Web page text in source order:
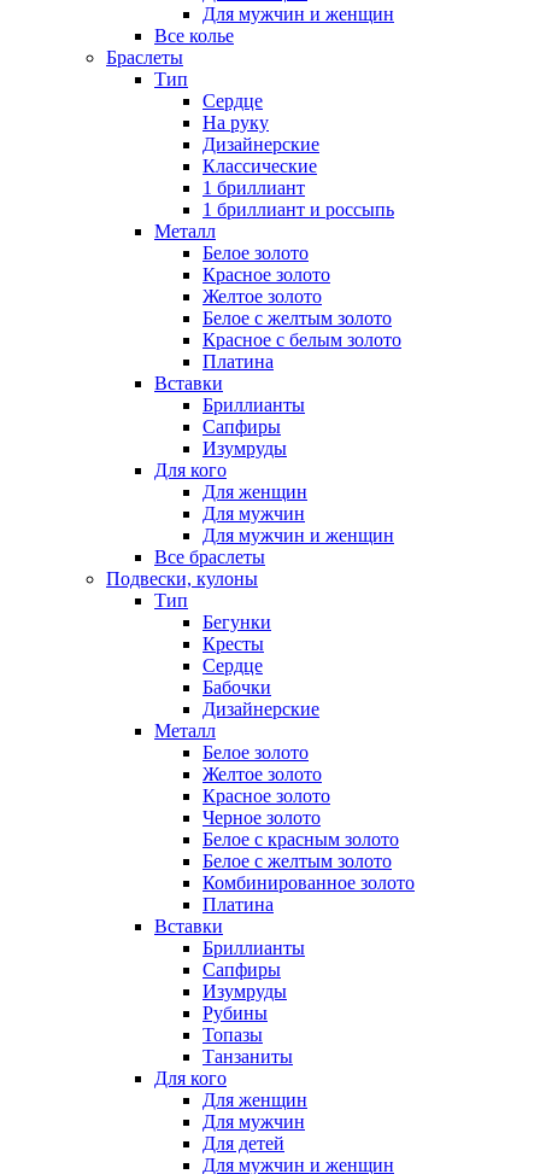
Для мужчин и женщин
Все колье
Браслеты
Тип
Сердце
На руку
Дизайнерские
Классические
1 бриллиант
1 бриллиант и россыпь
Металл
Белое золото
Красное золото
Желтое золото
Белое с желтым золото
Красное с белым золото
Платина
Вставки
Бриллианты
Сапфиры
Изумруды
Для кого
Для женщин
Для мужчин
Для мужчин и женщин
Все браслеты
Подвески, кулоны
Тип
Бегунки
Кресты
Сердце
Бабочки
Дизайнерские
Металл
Белое золото
Желтое золото
Красное золото
Черное золото
Белое с красным золото
Белое с желтым золото
Комбинированное золото
Платина
Вставки
Бриллианты
Сапфиры
Изумруды
Рубины
Топазы
Танзаниты
Для кого
Для женщин
Для мужчин
Для детей
Для мужчин и женщин